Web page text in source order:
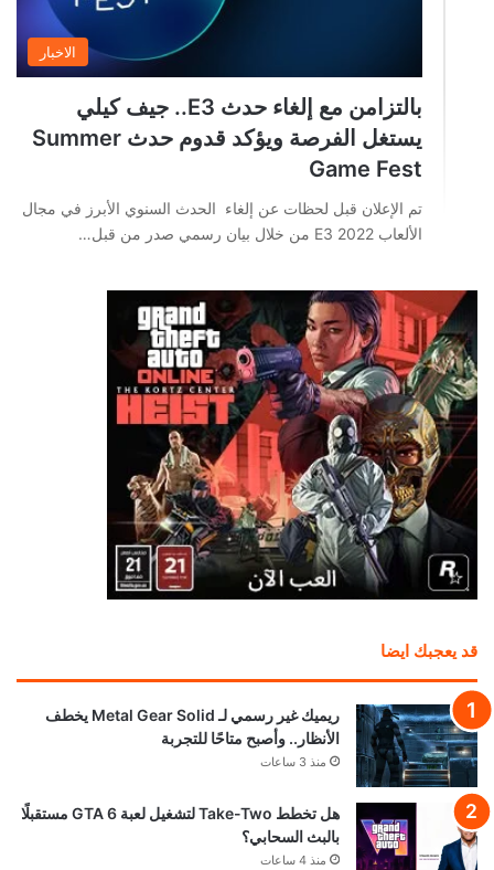
الاخبار
بالتزامن مع إلغاء حدث E3.. جيف كيلي
يستغل الفرصة ويؤكد قدوم حدث Summer
Game Fest
تم الإعلان قبل لحظات عن إلغاء الحدث السنوي الأبرز في مجال
الألعاب E3 2022 من خلال بيان رسمي صدر من قبل…
قد يعجبك ايضا
ريميك غير رسمي لـ Metal Gear Solid يخطف
الأنظار.. وأصبح متاحًا للتجربة
منذ 3 ساعات
هل تخطط Take-Two لتشغيل لعبة GTA 6 مستقبلًا
بالبث السحابي؟
منذ 4 ساعات